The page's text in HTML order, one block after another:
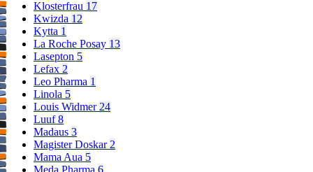
Behandlung mit Betadona Wund-Gel zu einem Wiederauftreten der
Infektion, so kann die Behandlung jederzeit erneut
begonnen werden.
Neugeborene und Säuglinge unter 6 Monaten
Bei Neugeborenen und Säuglingen bis zum Alter von 6 Monaten ist
Betadona Wund-Gel nur nach strenger Nutzen/Risikoabwägung
durch den Arzt und äußerst limitiert anzuwenden.
Was Betadona Wund-Gel enthält
Klosterfrau 17
Kwizda 12
Kytta 1
La Roche Posay 13
Lasepton 5
Lefax 2
Leo Pharma 1
Linola 5
Louis Widmer24
Luuf8
Madaus 3
Magister Doskar2
Mama Aua 5